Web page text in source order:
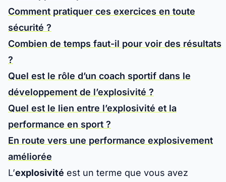
Comment pratiquer ces exercices en toute
sécurité ?
Combien de temps faut-il pour voir des résultats
?
Quel est le rôle d’un coach sportif dans le
développement de l’explosivité ?
Quel est le lien entre l’explosivité et la
performance en sport ?
En route vers une performance explosivement
améliorée
L’explosivité est un terme que vous avez